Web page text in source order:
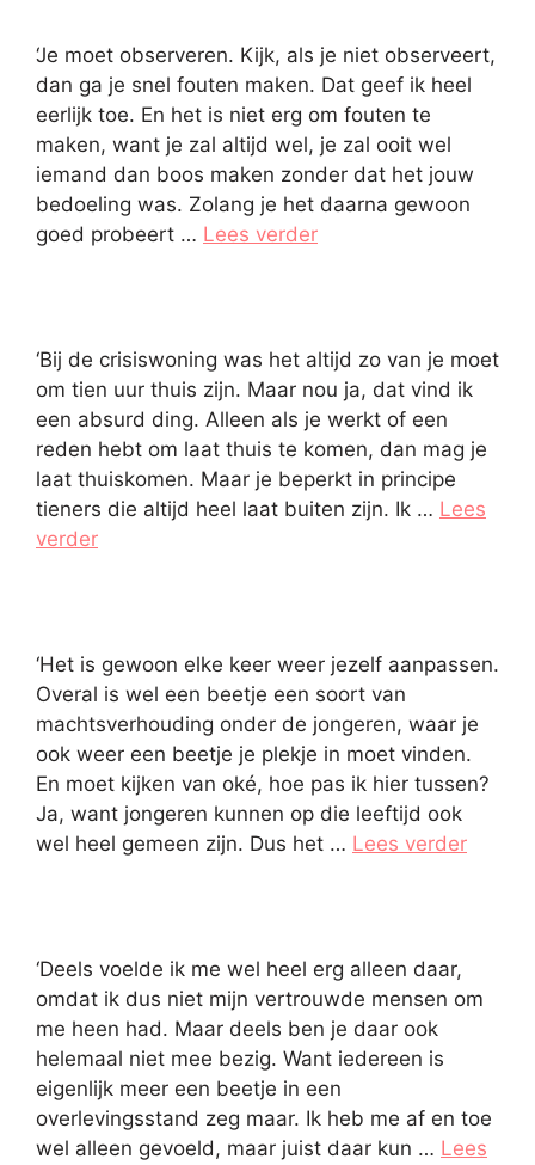
‘Je moet observeren. Kijk, als je niet observeert,
dan ga je snel fouten maken. Dat geef ik heel
eerlijk toe. En het is niet erg om fouten te
maken, want je zal altijd wel, je zal ooit wel
iemand dan boos maken zonder dat het jouw
bedoeling was. Zolang je het daarna gewoon
goed probeert … Lees verder
‘Bij de crisiswoning was het altijd zo van je moet
om tien uur thuis zijn. Maar nou ja, dat vind ik
een absurd ding. Alleen als je werkt of een
reden hebt om laat thuis te komen, dan mag je
laat thuiskomen. Maar je beperkt in principe
tieners die altijd heel laat buiten zijn. Ik … Lees
verder
‘Het is gewoon elke keer weer jezelf aanpassen.
Overal is wel een beetje een soort van
machtsverhouding onder de jongeren, waar je
ook weer een beetje je plekje in moet vinden.
En moet kijken van oké, hoe pas ik hier tussen?
Ja, want jongeren kunnen op die leeftijd ook
wel heel gemeen zijn. Dus het … Lees verder
‘Deels voelde ik me wel heel erg alleen daar,
omdat ik dus niet mijn vertrouwde mensen om
me heen had. Maar deels ben je daar ook
helemaal niet mee bezig. Want iedereen is
eigenlijk meer een beetje in een
overlevingsstand zeg maar. Ik heb me af en toe
wel alleen gevoeld, maar juist daar kun … Lees